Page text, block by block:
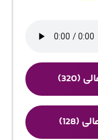
(320)
(128)